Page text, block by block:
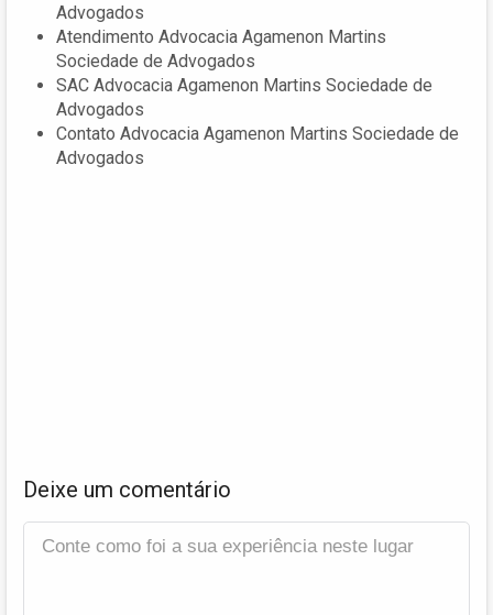
Advogados
Atendimento Advocacia Agamenon Martins
Sociedade de Advogados
SAC Advocacia Agamenon Martins Sociedade de
Advogados
Contato Advocacia Agamenon Martins Sociedade de
Advogados
Deixe um comentário